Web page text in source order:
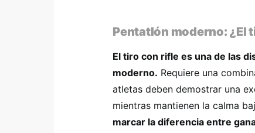
Pentatlón moderno: ¿El
El tiro con rifle es una de las
moderno. Requiere una
atletas deben demostrar una
mientras mantienen la calma
marcar la diferencia entre